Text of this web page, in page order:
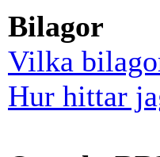
Bilagor
Vilka
Hur hittar